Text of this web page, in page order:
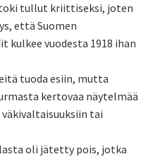
tullut kriittiseksi, joten
että Suomen
kulkee vuodesta 1918 ihan
tuoda esiin, mutta
kertovaa näytelmää
väkivaltaisuuksiin tai
oli jätetty pois, jotka